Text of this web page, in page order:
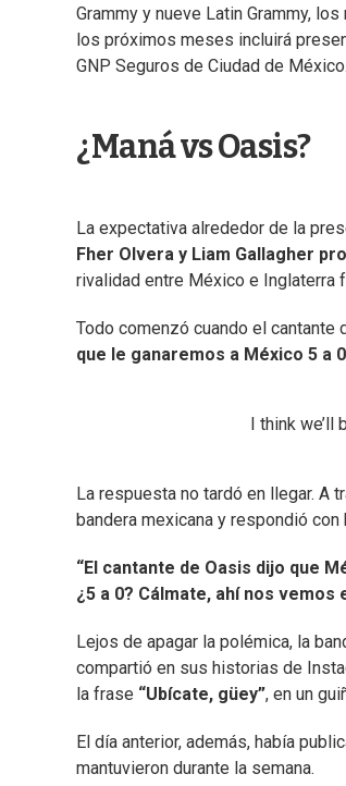
Grammy y nueve Latin Grammy,
los próximos meses incluirá
GNP Seguros de Ciudad de México.
¿Maná vs Oasis?
La expectativa alrededor de la
Fher Olvera y Liam Gallagher
rivalidad entre México e Inglaterra
Todo comenzó cuando el
que le ganaremos a México 5 a
I think
La respuesta no tardó en llegar. A
bandera mexicana y respondió
“El cantante de Oasis dijo que
¿5 a 0? Cálmate, ahí nos
Lejos de apagar la polémica, la
compartió en sus historias de
la frase “Ubícate, güey”, en un
El día anterior, además, había
mantuvieron durante la semana.